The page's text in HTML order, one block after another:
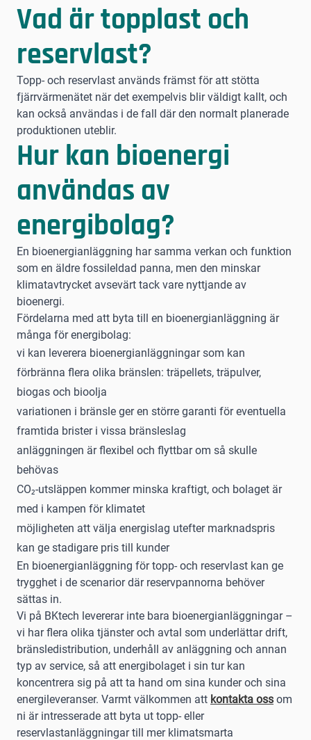
Vad är topplast och
reservlast?
Topp- och reservlast används främst för att stötta
fjärrvärmenätet när det exempelvis blir väldigt kallt, och
kan också användas i de fall där den normalt planerade
produktionen uteblir.
Hur kan bioenergi
användas av
energibolag?
En bioenergianläggning har samma verkan och funktion
som en äldre fossileldad panna, men den minskar
klimatavtrycket avsevärt tack vare nyttjande av
bioenergi.
Fördelarna med att byta till en bioenergianläggning är
många för energibolag:
vi kan leverera bioenergianläggningar som kan
förbränna flera olika bränslen: träpellets, träpulver,
biogas och bioolja
variationen i bränsle ger en större garanti för eventuella
framtida brister i vissa bränsleslag
anläggningen är flexibel och flyttbar om så skulle
behövas
CO₂-utsläppen kommer minska kraftigt, och bolaget är
med i kampen för klimatet
möjligheten att välja energislag utefter marknadspris
kan ge stadigare pris till kunder
En bioenergianläggning för topp- och reservlast kan ge
trygghet i de scenarior där reservpannorna behöver
sättas in.
Vi på BKtech levererar inte bara bioenergianläggningar –
vi har flera olika tjänster och avtal som underlättar drift,
bränsledistribution, underhåll av anläggning och annan
typ av service, så att energibolaget i sin tur kan
koncentrera sig på att ta hand om sina kunder och sina
energileveranser. Varmt välkommen att kontakta oss om
ni är intresserade att byta ut topp- eller
reservlastanläggningar till mer klimatsmarta